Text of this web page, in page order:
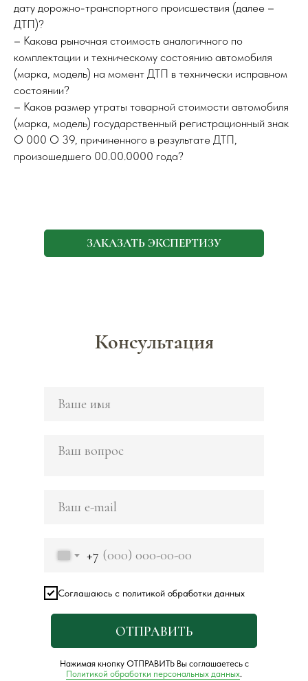
дату дорожно-транспортного происшествия (далее –
ДТП)?
– Какова рыночная стоимость аналогичного по
комплектации и техническому состоянию автомобиля
(марка, модель) на момент ДТП в технически исправном
состоянии?
– Каков размер утраты товарной стоимости автомобиля
(марка, модель) государственный регистрационный знак
О 000 О 39, причиненного в результате ДТП,
произошедшего 00.00.0000 года?
ЗАКАЗАТЬ ЭКСПЕРТИЗУ
Консультация
+7
Соглашаюсь с политикой обработки данных
ОТПРАВИТЬ
Нажимая кнопку ОТПРАВИТЬ Вы соглашаетесь с
Политикой обработки персональных данных.